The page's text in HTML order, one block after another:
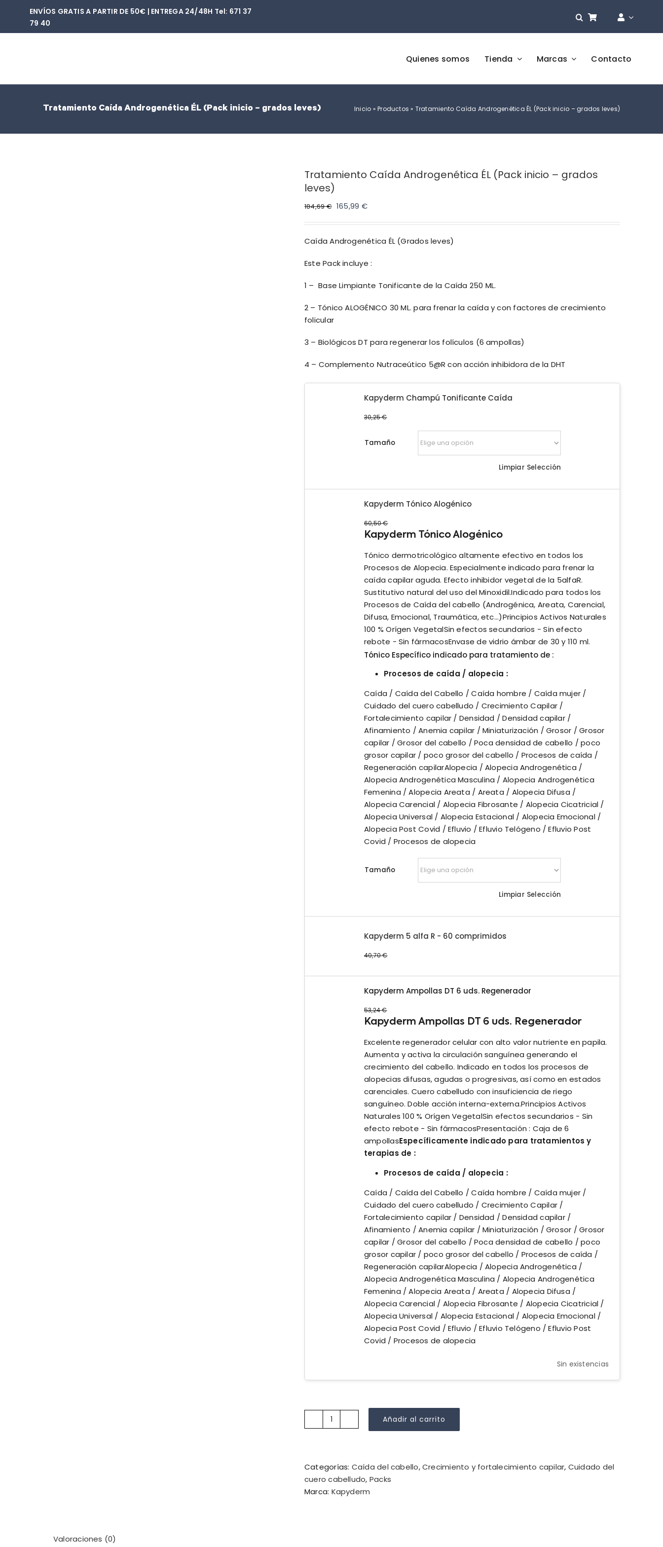
ENVÍOS GRATIS A PARTIR DE 50€ | ENTREGA 24/48H Tel: 671 37
79 40‬
Quienes somos Tienda Marcas Contacto
Tratamiento Caída Androgenética ÉL (Pack inicio – grados leves) Inicio »Productos » Tratamiento Caída Androgenética ÉL (Pack inicio – grados leves)
Tratamiento Caída Androgenética ÉL (Pack inicio – grados
leves)
184,69€ El
era:
165,99 €El
es:
Caída Androgenética ÉL (Grados leves)
Este Pack incluye :
1 – Base Limpiante Tonificante de la Caída 250 ML.
2 – Tónico ALOGÉNICO 30 ML. para frenar la caída y con factores de crecimiento
folicular
3 – Biológicos DT para regenerar los folículos (6 ampollas)
4 – Complemento Nutraceútico 5@R con acción inhibidora de la DHT
Kapyderm Champú Tonificante Caída
30,25€
Tamaño
Limpiar Selección
Kapyderm Tónico Alogénico
60,50€
Kapyderm Tónico Alogénico
Tónico dermotricológico altamente efectivo en todos los
Procesos de Alopecia. Especialmente indicado para frenar la
caída capilar aguda. Efecto inhibidor vegetal de la 5alfaR.
Sustitutivo natural del uso del Minoxidil.Indicado para todos los
Procesos de Caída del cabello (Androgénica, Areata, Carencial,
Difusa, Emocional, Traumática, etc...)Principios Activos Naturales
100 % Orígen VegetalSin efectos secundarios - Sin efecto
rebote - Sin fármacosEnvase de vidrio ámbar de 30 y 110 ml.
Tónico Específico indicado para tratamiento de :
Procesos de caída / alopecia :
Caída / Caída del Cabello / Caída hombre / Caída mujer /
Cuidado del cuero cabelludo / Crecimiento Capilar /
Fortalecimiento capilar / Densidad / Densidad capilar /
Afinamiento / Anemia capilar / Miniaturización / Grosor / Grosor
capilar / Grosor del cabello / Poca densidad de cabello / poco
grosor capilar / poco grosor del cabello / Procesos de caída /
Regeneración capilarAlopecia / Alopecia Androgenética /
Alopecia Androgenética Masculina / Alopecia Androgenética
Femenina / Alopecia Areata / Areata / Alopecia Difusa /
Alopecia Carencial / Alopecia Fibrosante / Alopecia Cicatricial /
Alopecia Universal / Alopecia Estacional / Alopecia Emocional /
Alopecia Post Covid / Efluvio / Efluvio Telógeno / Efluvio Post
Covid / Procesos de alopecia
Tamaño
Limpiar Selección
Kapyderm 5 alfa R - 60 comprimidos
40,70€
Kapyderm Ampollas DT 6 uds. Regenerador
53,24€
Kapyderm Ampollas DT 6 uds. Regenerador
Excelente regenerador celular con alto valor nutriente en papila.
Aumenta y activa la circulación sanguínea generando el
crecimiento del cabello. Indicado en todos los procesos de
alopecias difusas, agudas o progresivas, así como en estados
carenciales. Cuero cabelludo con insuficiencia de riego
sanguíneo. Doble acción interna-externa.Principios Activos
Naturales 100 % Orígen VegetalSin efectos secundarios - Sin
efecto rebote - Sin fármacosPresentación : Caja de 6
ampollasEspecíficamente indicado para tratamientos y
terapias de :
Procesos de caída / alopecia :
Caída / Caída del Cabello / Caída hombre / Caída mujer /
Cuidado del cuero cabelludo / Crecimiento Capilar /
Fortalecimiento capilar / Densidad / Densidad capilar /
Afinamiento / Anemia capilar / Miniaturización / Grosor / Grosor
capilar / Grosor del cabello / Poca densidad de cabello / poco
grosor capilar / poco grosor del cabello / Procesos de caída /
Regeneración capilarAlopecia / Alopecia Androgenética /
Alopecia Androgenética Masculina / Alopecia Androgenética
Femenina / Alopecia Areata / Areata / Alopecia Difusa /
Alopecia Carencial / Alopecia Fibrosante / Alopecia Cicatricial /
Alopecia Universal / Alopecia Estacional / Alopecia Emocional /
Alopecia Post Covid / Efluvio / Efluvio Telógeno / Efluvio Post
Covid / Procesos de alopecia
Sin existencias
Tratamiento
(Pack
Añadir al carrito
Categorías: Caída del cabello,Crecimiento y fortalecimiento capilar, Cuidado del
cuero cabelludo, Packs
Marca: Kapyderm
Valoraciones (0)